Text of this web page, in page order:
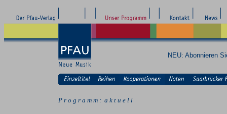
NEU: Abonnieren
P r o g r a m m : a k t u e l l